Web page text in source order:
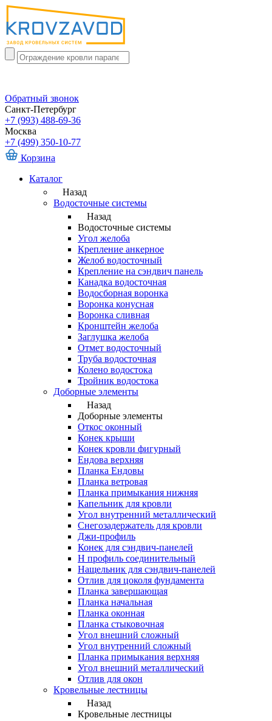
Обратный звонок
Санкт-Петербург
+7 (993) 488-69-36
Москва
+7 (499) 350-10-77
Корзина
Каталог
Назад
Водосточные системы
Назад
Водосточные системы
Угол желоба
Крепление анкерное
Желоб водосточный
Крепление на сэндвич панель
Канадка водосточная
Водосборная воронка
Воронка конусная
Воронка сливная
Кронштейн желоба
Заглушка желоба
Отмет водосточный
Труба водосточная
Колено водостока
Тройник водостока
Доборные элементы
Назад
Доборные элементы
Откос оконный
Конек крыши
Конек кровли фигурный
Ендова верхняя
Планка Ендовы
Планка ветровая
Планка примыкания нижняя
Капельник для кровли
Угол внутренний металлический
Снегозадержатель для кровли
Джи-профиль
Конек для сэндвич-панелей
Н профиль соединительный
Нащельник для сэндвич-панелей
Отлив для цоколя фундамента
Планка завершающая
Планка начальная
Планка оконная
Планка стыковочная
Угол внешний сложный
Угол внутренний сложный
Планка примыкания верхняя
Угол внешний металлический
Отлив для окон
Кровельные лестницы
Назад
Кровельные лестницы